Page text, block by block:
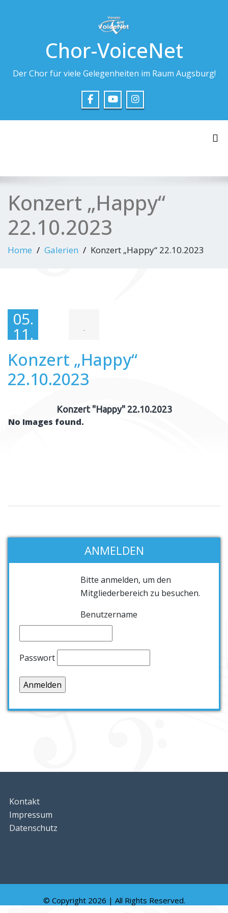
Chor-VoiceNet
Der Chor für viele Gelegenheiten im Raum Augsburg!
Konzert „Happy“
22.10.2023
Home Galerien Konzert „Happy“ 22.10.2023
05.
11.
202
3
-
Konzert „Happy“
22.10.2023
Konzert "Happy" 22.10.2023
No Images found.
ANMELDEN
Bitte anmelden, um den
Mitgliederbereich zu besuchen.
Benutzername
Passwort
Kontakt
Impressum
Datenschutz
© Copyright 2026 | All Rights Reserved.